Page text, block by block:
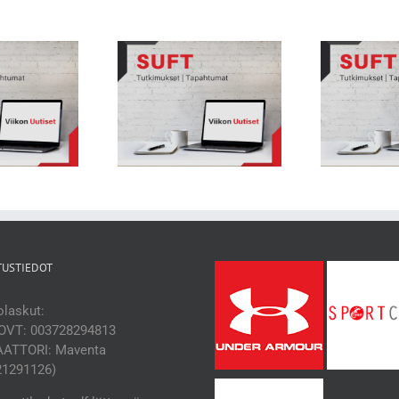
Uutiset 231: Nuorten
biologisessa
suuria eroja
Viikon Uutiset 230: Juoksu
yhteydessä selän välilevyjen
terveyteen
003728294813
Maventa